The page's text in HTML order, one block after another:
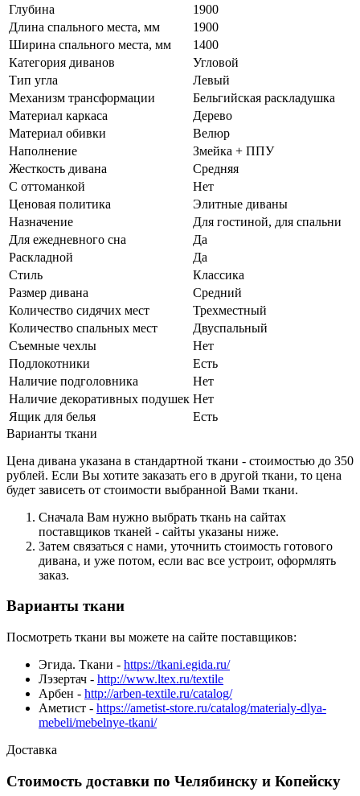
Глубина
1900
Длина спального места, мм
1900
Ширина спального места, мм
1400
Категория диванов
Угловой
Тип угла
Левый
Механизм трансформации
Бельгийская раскладушка
Материал каркаса
Дерево
Материал обивки
Велюр
Наполнение
Змейка + ППУ
Жесткость дивана
Средняя
С оттоманкой
Нет
Ценовая политика
Элитные диваны
Назначение
Для гостиной, для спальни
Для ежедневного сна
Да
Раскладной
Да
Стиль
Классика
Размер дивана
Средний
Количество сидячих мест
Трехместный
Количество спальных мест
Двуспальный
Съемные чехлы
Нет
Подлокотники
Есть
Наличие подголовника
Нет
Наличие декоративных подушек Нет
Ящик для белья
Есть
Варианты ткани
Цена дивана указана в стандартной ткани - стоимостью до 350
рублей. Если Вы хотите заказать его в другой ткани, то цена
будет зависеть от стоимости выбранной Вами ткани.
Сначала Вам нужно выбрать ткань на сайтах
поставщиков тканей - сайты указаны ниже.
Затем связаться с нами, уточнить стоимость готового
дивана, и уже потом, если вас все устроит, оформлять
заказ.
Варианты ткани
Посмотреть ткани вы можете на сайте поставщиков:
Эгида. Ткани - https://tkani.egida.ru/
Лэзертач - http://www.ltex.ru/textile
Арбен - http://arben-textile.ru/catalog/
Аметист - https://ametist-store.ru/catalog/materialy-dlya-
mebeli/mebelnye-tkani/
Доставка
Стоимость доставки по Челябинску и Копейску